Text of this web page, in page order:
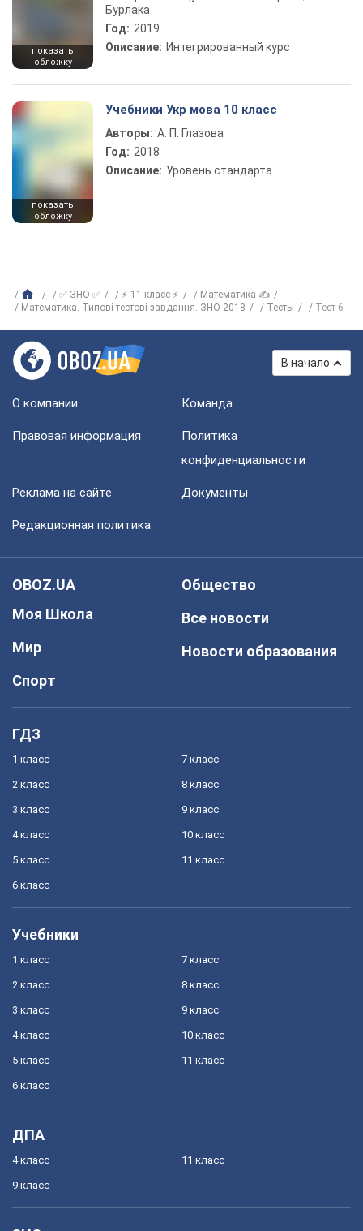
показать
обложку
Бурлака
Год: 2019
Описание: Интегрированный курс
показать
обложку
Учебники Укр мова 10 класс
Авторы: А. П. Глазова
Год: 2018
Описание: Уровень стандарта
✅ ЗНО ✅ ⚡ 11 класс ⚡
Математика ✍
Математика. Типові тестові завдання. ЗНО 2018
Тесты Тест 6
В начало
О компании Команда
Правовая информация
Политика
конфиденциальности
Реклама на сайте Документы
Редакционная политика
OBOZ.UA
Моя Школа
Мир
Спорт
Общество
Все новости
Новости образования
ГДЗ
1 класс
2 класс
3 класс
4 класс
5 класс
6 класс
7 класс
8 класс
9 класс
10 класс
11 класс
Учебники
1 класс
2 класс
3 класс
4 класс
5 класс
6 класс
7 класс
8 класс
9 класс
10 класс
11 класс
ДПА
4 класс
9 класс
11 класс